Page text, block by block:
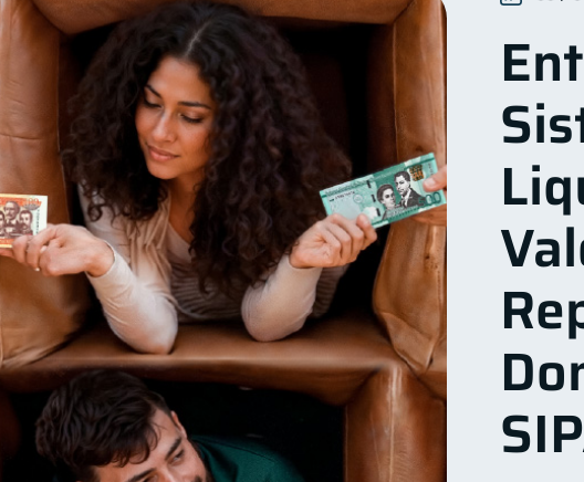
Deudas Entidad financiera Préstamos 8 Ahorro 8
Ciberseguridad Servicios Derechos & Deberes
Criptomonedas 2 Cuenta Abandonada Inversiones
Educación Financiera 1 Mipymes Información financiera 1
ahorro 1 Retiro 1 Doble sueldo Gasto responsable